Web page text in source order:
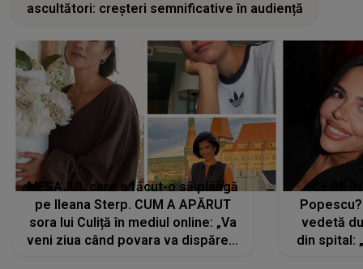
ascultători: creșteri semnificative în audiență
MESAJUL care a făcut-o să plângă
pe Ileana Sterp. CUM A APĂRUT
sora lui Culiță în mediul online: „Va
veni ziua când povara va dispărea,
vedetă
din spital: